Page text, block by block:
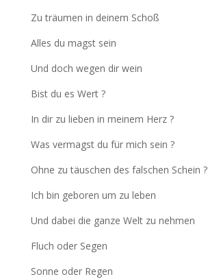
Zu träumen in deinem Schoß
Alles du magst sein
Und doch wegen dir wein
Bist du es Wert ?
In dir zu lieben in meinem Herz ?
Was vermagst du für mich sein ?
Ohne zu täuschen des falschen Schein ?
Ich bin geboren um zu leben
Und dabei die ganze Welt zu nehmen
Fluch oder Segen
Sonne oder Regen